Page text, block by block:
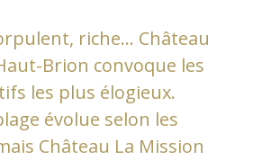
riche… Château
Brion convoque les
les plus élogieux.
évolue selon les
Château La Mission